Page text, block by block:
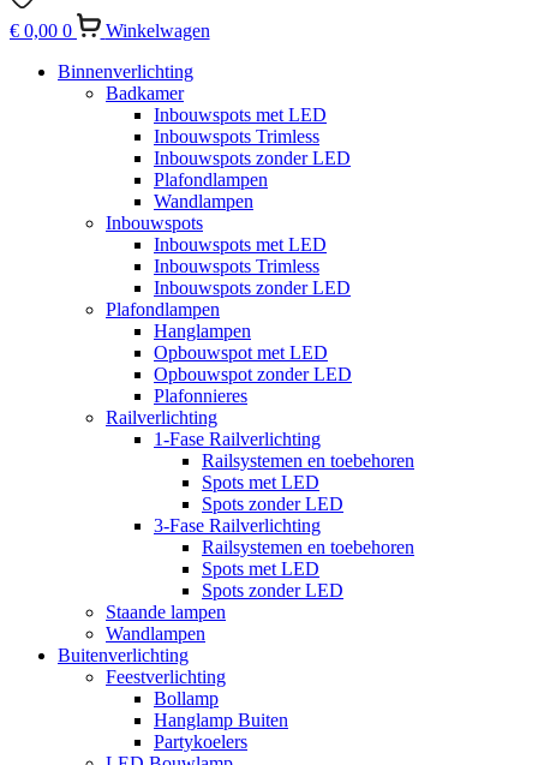
€ 0,00 0
Winkelwagen
Binnenverlichting
Badkamer
Inbouwspots met LED
Inbouwspots Trimless
Inbouwspots zonder LED
Plafondlampen
Wandlampen
Inbouwspots
Inbouwspots met LED
Inbouwspots Trimless
Inbouwspots zonder LED
Plafondlampen
Hanglampen
Opbouwspot met LED
Opbouwspot zonder LED
Plafonnieres
Railverlichting
1-Fase Railverlichting
Railsystemen en toebehoren
Spots met LED
Spots zonder LED
3-Fase Railverlichting
Railsystemen en toebehoren
Spots met LED
Spots zonder LED
Staande lampen
Wandlampen
Buitenverlichting
Feestverlichting
Bollamp
Hanglamp Buiten
Partykoelers